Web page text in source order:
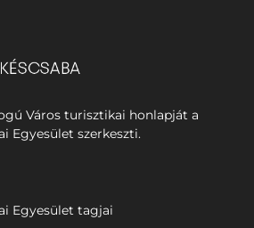
Város turisztikai honlapját a
Egyesület szerkeszti.
Egyesület tagjai